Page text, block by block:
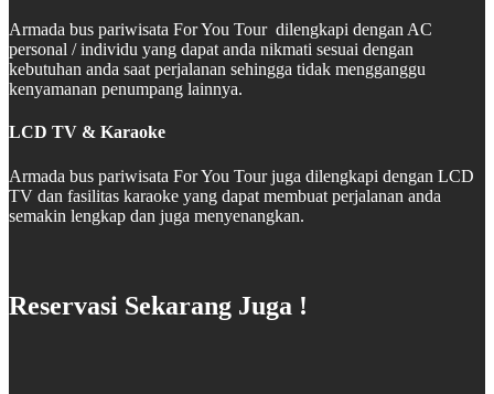
Armada bus pariwisata For You Tour dilengkapi dengan AC
personal / individu yang dapat anda nikmati sesuai dengan
kebutuhan anda saat perjalanan sehingga tidak mengganggu
kenyamanan penumpang lainnya.
LCD TV & Karaoke
Armada bus pariwisata For You Tour juga dilengkapi dengan LCD
TV dan fasilitas karaoke yang dapat membuat perjalanan anda
semakin lengkap dan juga menyenangkan.
Reservasi Sekarang Juga !